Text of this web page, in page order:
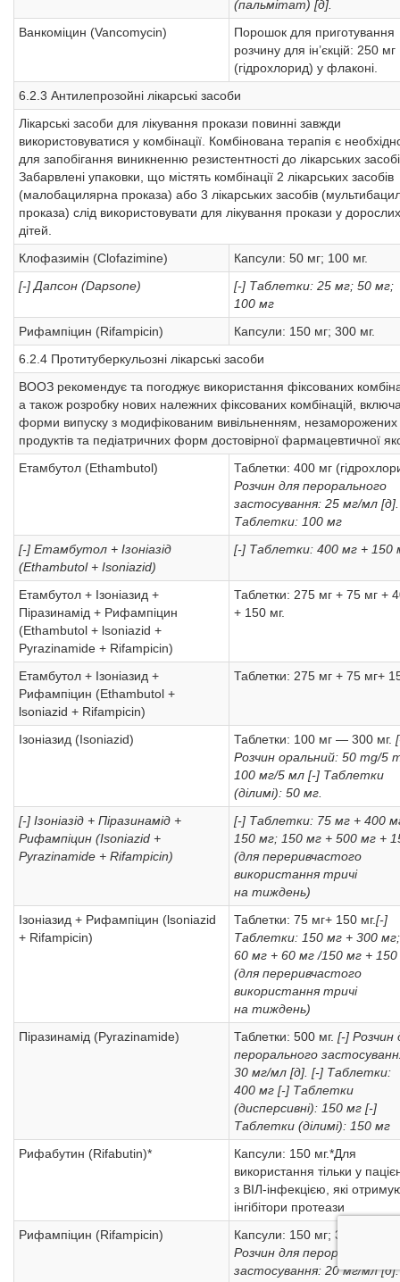
(пальмітат) [д].
Ванкоміцин (Vancomycin)
Порошок для приготування
розчину для ін’єкцій: 250 мг
(гідрохлорид) у флаконі.
6.2.3 Антилепрозойні лікарські засоби
Лікарські засоби для лікування прокази повинні завжди
використовуватися у комбінації. Комбінована терапія є
для запобігання виникненню резистентності до лікарських
Забарвлені упаковки, що містять комбінації 2 лікарських засобів
(малобацилярна проказа) або 3 лікарських засобів
проказа) слід використовувати для лікування прокази у
дітей.
Клофазимін (Clofazimine)
Капсули: 50 мг; 100 мг.
[-] Дапсон (Dapsone)
[-] Таблетки: 25 мг; 50 мг;
100 мг
Рифампіцин (Rifampicin)
Капсули: 150 мг; 300 мг.
6.2.4 Протитуберкульозні лікарські засоби
ВООЗ рекомендує та погоджує використання фіксованих
а також розробку нових належних фіксованих комбінацій,
форми випуску з модифікованим вивільненням, незаморожених
продуктів та педіатричних форм достовірної фармацевтичної
Етамбутол (Ethambutol)
Таблетки: 400 мг
Розчин для перорального
застосування: 25 мг/мл [д].
Таблетки: 100 мг
[-] Етамбутол + Iзоніазід
(Ethambutol + Isoniazid)
[-] Таблетки: 400 мг + 150
Етамбутол + Ізоніазид +
Піразинамід + Рифампіцин
(Ethambutol + lsoniazid +
Pyrazinamide + Rifampicin)
Таблетки: 275 мг + 75 мг +
+ 150 мг.
Етамбутол + Ізоніазид +
Рифампіцин (Ethambutol +
lsoniazid + Rifampicin)
Таблетки: 275 мг + 75 мг+
Ізоніазид (Isoniazid) Таблетки: 100 мг — 300 мг.
Розчин оральний: 50 mg/5
100 мг/5 мл [-] Таблетки
(ділимі): 50 мг.
[-] Ізоніазід + Піразинамід +
Рифампіцин (Isoniazid +
Pyrazinamide + Rifampicin)
[-] Таблетки: 75 мг + 400
150 мг; 150 мг + 500 мг +
(для переривчастого
використання тричі
на тиждень)
Ізоніазид + Рифампіцин (lsoniazid
+ Rifampicin)
Таблетки: 75 мг+ 150 мг.[-]
Таблетки: 150 мг + 300 мг;
60 мг + 60 мг /150 мг +
(для переривчастого
використання тричі
на тиждень)
Піразинамід (Pyrazinamide)
Таблетки: 500 мг. [-] Розчин
перорального
30 мг/мл [д]. [-] Таблетки:
400 мг [-] Таблетки
(дисперсивні): 150 мг [-]
Таблетки (ділимі): 150 мг
Рифабутин (Rifabutin)*
Капсули: 150 мг.*Для
використання тільки у
з ВІЛ-інфекцією, які
інгібітори протеази
Рифампіцин (Rifampicin)
Капсули: 150 мг; 300 мг.
Розчин для перорального
застосування: 20 мг/мл [д].